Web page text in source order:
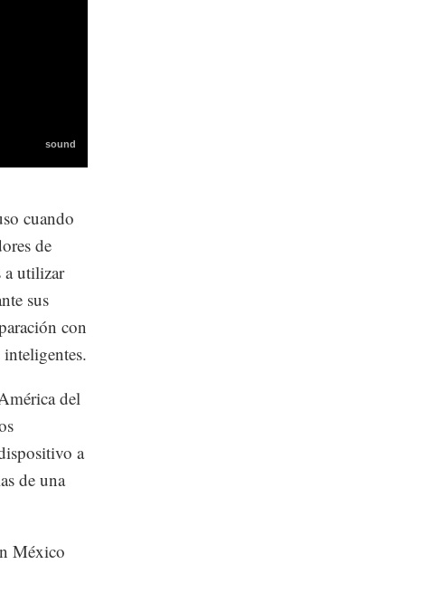
cuando
de
a utilizar
sus
con
del
a
de una
México